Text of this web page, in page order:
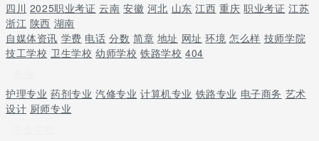
四川 2025职业考证 云南 安徽 河北 山东 江西 重庆 职业考证 江苏
浙江 陕西 湖南
自媒体资讯 学费 电话 分数 简章 地址 网址 环境 怎么样 技师学院
技工学校 卫生学校 幼师学校 铁路学校 404
护理专业 药剂专业 汽修专业 计算机专业 铁路专业 电子商务 艺术
设计 厨师专业